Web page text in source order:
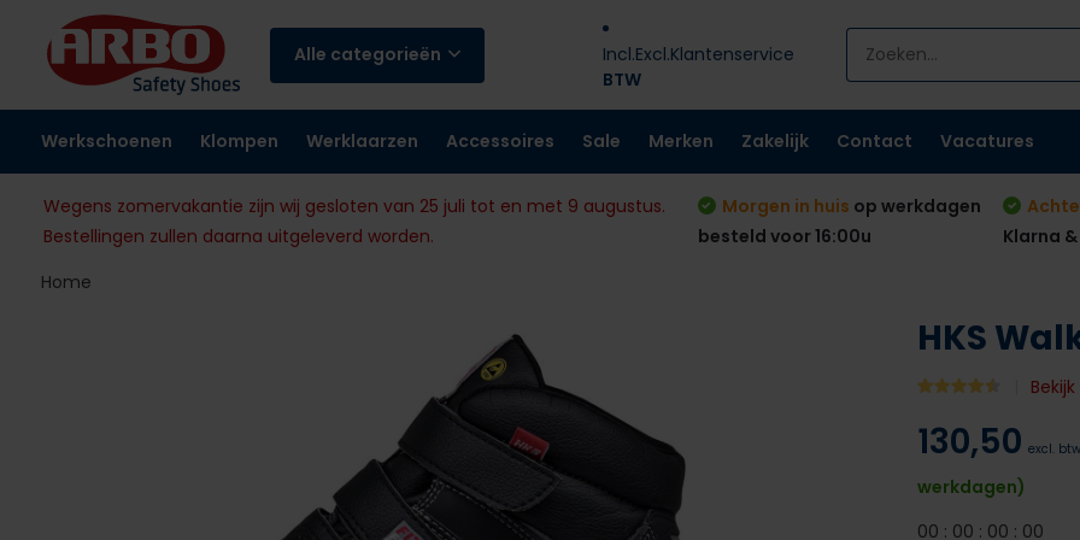
Alle categorieën Incl.Excl.
BTW
Klantenservice
Werkschoenen Klompen Werklaarzen Accessoires Sale Merken Zakelijk Contact Vacatures
Wegens zomervakantie zijn wij gesloten van 25 juli tot en met 9 augustus.
Bestellingen zullen daarna uitgeleverd worden.
Morgen in huis op werkdagen
besteld voor 16:00u
Klarna
Home
HKS
130,50 excl.
werkdagen)
00 : 00 : 00 : 00